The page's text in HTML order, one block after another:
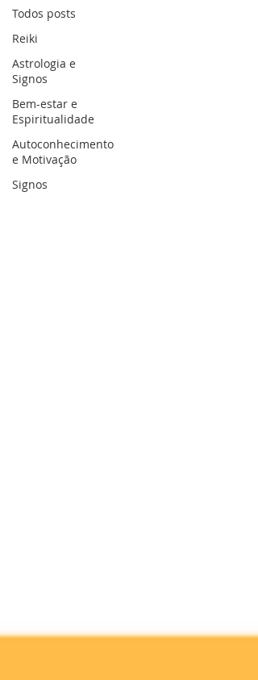
Todos posts
Reiki
Astrologia e
Signos
Bem-estar e
Espiritualidade
Autoconhecimento
e Motivação
Signos